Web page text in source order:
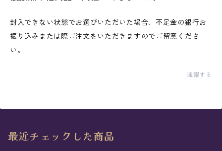
封入できない状態でお選びいただいた場合、不足金の銀行お
振り込みまたは際ご注文をいただきますのでご留意くださ
い。
通報する
最近チェックした商品